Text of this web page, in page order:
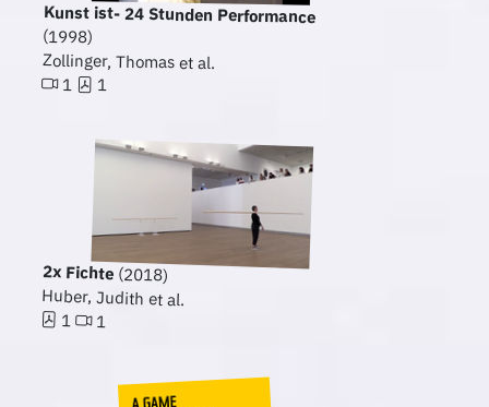
Kunst ist- 24 Stunden Performance
(1998)
Zollinger, Thomas et al.
1 1
2x Fichte(2018)
Huber, Judith et al.
1 1